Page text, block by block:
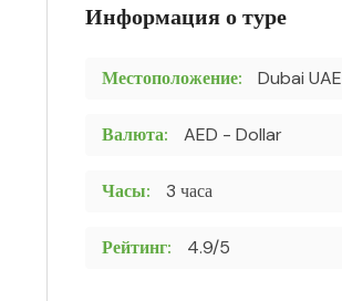
Информация о туре
Местоположение: Dubai UAE
Валюта: AED - Dollar
Часы: 3 часа
Рейтинг: 4.9/5